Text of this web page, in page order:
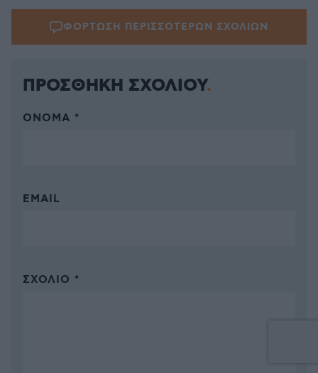
ΦΟΡΤΩΣΗ ΠΕΡΙΣΣΟΤΕΡΩΝ ΣΧΟΛΙΩΝ
ΠΡΟΣΘΗΚΗ ΣΧΟΛΙΟΥ
ΌΝΟΜΑ *
EMAIL
ΣΧΌΛΙΟ *